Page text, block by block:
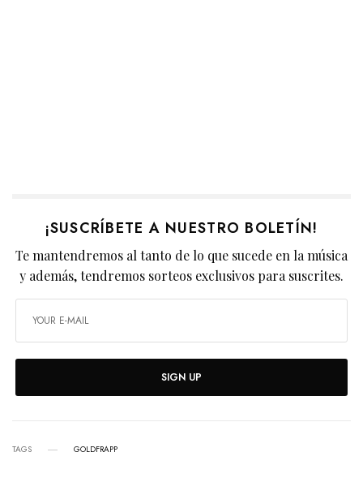
¡SUSCRÍBETE A NUESTRO BOLETÍN!
Te mantendremos al tanto de lo que sucede en la música
y además, tendremos sorteos exclusivos para suscrites.
SIGN UP
TAGS GOLDFRAPP